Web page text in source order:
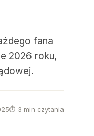
fana
2026 roku,
⏱ 3 min czytania